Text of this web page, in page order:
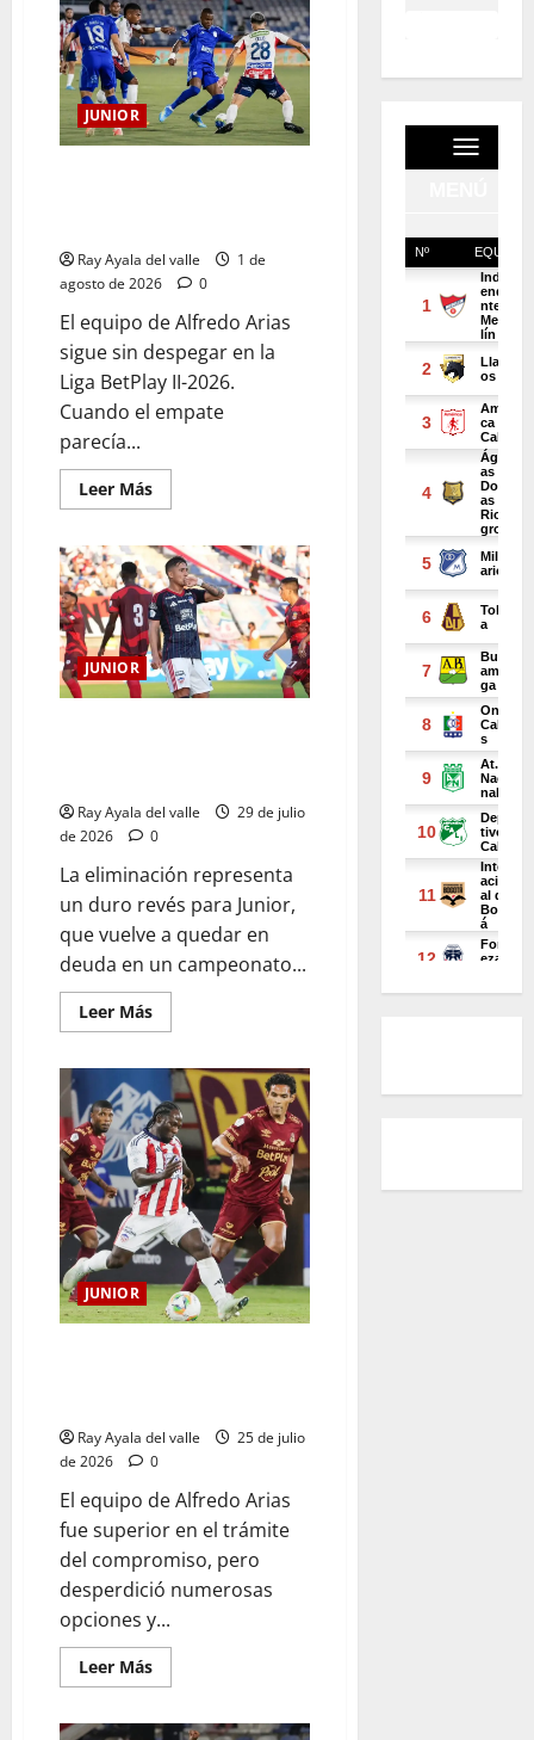
JUNIOR
Ray Ayala del valle
1 de
agosto de 2026
0
El equipo de Alfredo Arias
sigue sin despegar en la
Liga BetPlay II-2026.
Cuando el empate
parecía...
Leer Más
JUNIOR
Ray Ayala del valle
29 de julio
de 2026
0
La eliminación representa
un duro revés para Junior,
que vuelve a quedar en
deuda en un campeonato...
Leer Más
JUNIOR
Ray Ayala del valle
25 de julio
de 2026
0
El equipo de Alfredo Arias
fue superior en el trámite
del compromiso, pero
desperdició numerosas
opciones y...
Leer Más